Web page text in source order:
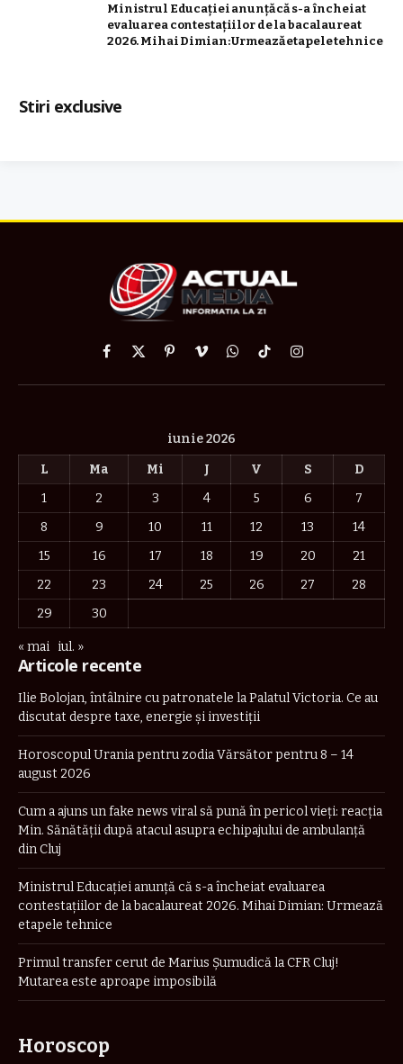
Ministrul Educației anunță că s-a încheiat
evaluarea contestațiilor de la bacalaureat
2026. Mihai Dimian: Urmează etapele tehnice
Stiri exclusive
Facebook
X
PinterestVimeoWhatsApp
TikTokInstagram
iunie 2026
L
Ma Mi J V S
D
1
2 3 4 5 6
7
8
9 10 11 12 13
14
15
16 17 18 19 20
21
22
23 24 25 26 27
28
29
30
« mai iul. »
Articole recente
Ilie Bolojan, întâlnire cu patronatele la Palatul Victoria. Ce au
discutat despre taxe, energie și investiții
Horoscopul Urania pentru zodia Vărsător pentru 8 – 14
august 2026
Cum a ajuns un fake news viral să pună în pericol vieți: reacția
Min. Sănătății după atacul asupra echipajului de ambulanță
din Cluj
Ministrul Educației anunță că s-a încheiat evaluarea
contestațiilor de la bacalaureat 2026. Mihai Dimian: Urmează
etapele tehnice
Primul transfer cerut de Marius Șumudică la CFR Cluj!
Mutarea este aproape imposibilă
Horoscop